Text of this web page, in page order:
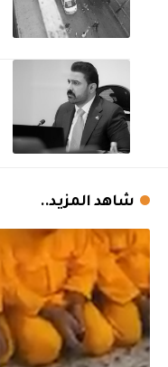
شاهد المزيد..